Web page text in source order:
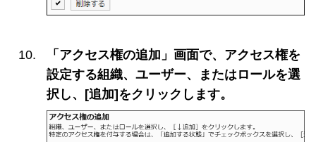
「アクセス権の追加」画面で、アクセス権を
設定する組織、ユーザー、またはロールを選
択し、[追加]をクリックします。